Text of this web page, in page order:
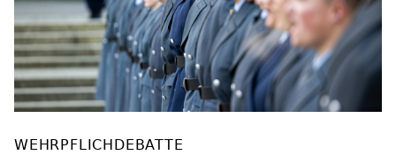
WEHRPFLICHDEBATTE